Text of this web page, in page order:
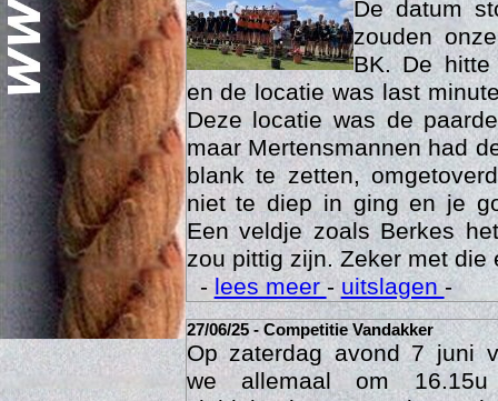
De datum
zouden
BK. De
en de locatie was last
Deze locatie was de
maar Mertensmannen had
blank te zetten,
niet te diep in ging en je
Een veldje zoals Berkes
zou pittig zijn. Zeker met die
-lees meer - uitslagen-
27/06/25 - Competitie Vandakker
Op zaterdag avond 7 juni
we allemaal om